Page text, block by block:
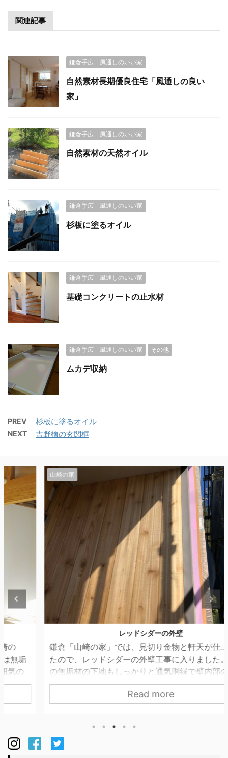
関連記事
鎌倉手広 風通しのいい家
自然素材長期優良住宅「風通しの良い
家」
鎌倉手広 風通しのいい家
自然素材の天然オイル
鎌倉手広 風通しのいい家
杉板に塗るオイル
鎌倉手広 風通しのいい家
基礎コンクリートの止水材
鎌倉手広 風通しのいい家 その他
ムカデ収納
PREV 杉板に塗るオイル
NEXT 吉野檜の玄関框
山崎の家
レッドシダーの外壁
鎌倉「山崎の家」では、見切り金物と軒天が仕上がっ
たので、レッドシダーの外壁工事に入りました。 外壁
の無垢材の下地もしっかりと通気胴縁で壁内部の湿気
の逃げ道を確保しているのですが、「山崎の家」は扉
や金物などとの納まりの関係上、流通している通気胴
より掘り込みにした方がいいだろうと大工さんたちが
Read more